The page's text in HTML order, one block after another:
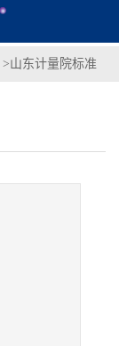
>山东计量院标准